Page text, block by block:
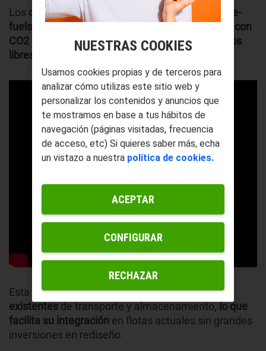
Los combustibles sintéticos, también llamados
e-
fuels,
se elaboran
combinando hidrógeno verde con
CO2 capturado,generando hidrocarburos
líquidos
libres de carbono neto.
Esta tecnologíaaprovecha infraestructuras
existentesde transporte y almacenamiento,lo que
facilita su integración en flotas actuales sin grandes
inversiones en rediseño.
NUESTRAS COOKIES
Usamos cookies propias y de terceros para
analizar cómo utilizas este sitio web y
personalizar los contenidos y anuncios que
te mostramos en base a tus hábitos de
navegación (páginas visitadas, frecuencia
de acceso, etc) Si quieres saber más, echa
un vistazo a nuestra política de cookies.
CONFIGURAR
RECHAZAR
ACEPTAR